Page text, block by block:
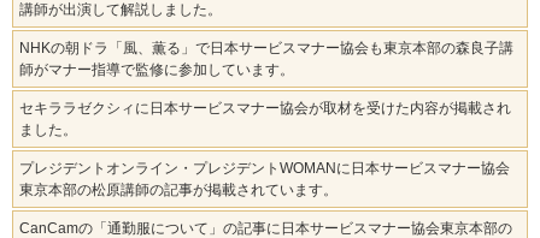
講師が出演して解説しました。
NHKの朝ドラ「風、薫る」で日本サービスマナー協会も東京本部の森良子講
師がマナー指導で監修に参加しています。
セキララゼクシィに日本サービスマナー協会が取材を受けた内容が掲載され
ました。
プレジデントオンライン・プレジデントWOMANに日本サービスマナー協会
東京本部の松原講師の記事が掲載されています。
CanCamの「通勤服について」の記事に日本サービスマナー協会東京本部の